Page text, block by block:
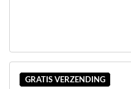
GRATIS VERZENDING